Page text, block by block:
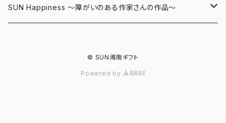
ミラー
シール
SUN Happiness ～障がいのある作家さんの作品～
© SUN湘南ギフト
Powered by